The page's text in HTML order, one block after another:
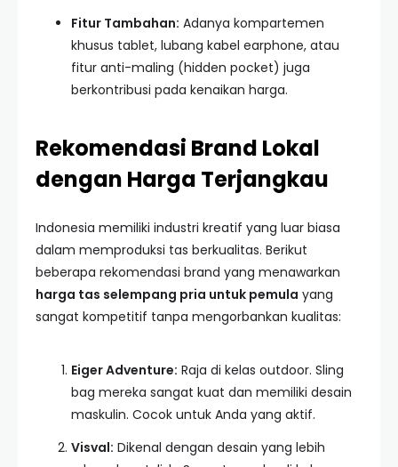
Fitur Tambahan: Adanya kompartemen
khusus tablet, lubang kabel earphone, atau
fitur anti-maling (hidden pocket) juga
berkontribusi pada kenaikan harga.
Rekomendasi Brand Lokal
dengan Harga Terjangkau
Indonesia memiliki industri kreatif yang luar biasa
dalam memproduksi tas berkualitas. Berikut
beberapa rekomendasi brand yang menawarkan
harga tas selempang pria untuk pemula yang
sangat kompetitif tanpa mengorbankan kualitas:
Eiger Adventure: Raja di kelas outdoor. Sling
bag mereka sangat kuat dan memiliki desain
maskulin. Cocok untuk Anda yang aktif.
Visval: Dikenal dengan desain yang lebih